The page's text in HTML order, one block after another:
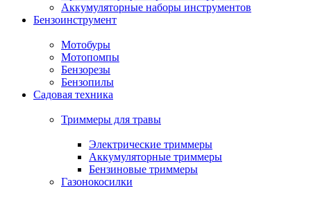
Аккумуляторные наборы инструментов
Бензоинструмент
Мотобуры
Мотопомпы
Бензорезы
Бензопилы
Садовая техника
Триммеры для травы
Электрические триммеры
Аккумуляторные триммеры
Бензиновые триммеры
Газонокосилки